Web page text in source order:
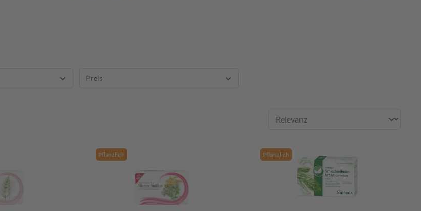
Preis
Pflanzlich Pflanzlich